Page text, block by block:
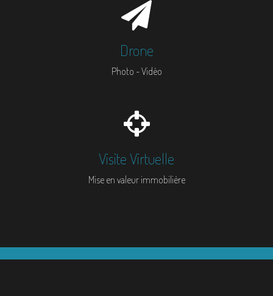
Drone
Photo - Vidéo
Visite Virtuelle
Mise en valeur immobilière